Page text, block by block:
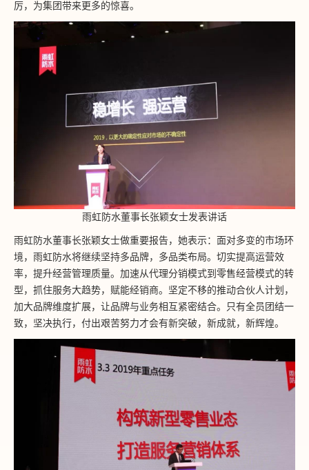
厉，为集团带来更多的惊喜。
雨虹防水董事长张颖女士发表讲话
雨虹防水董事长张颖女士做重要报告，她表示：面对多变的市场环
境，雨虹防水将继续坚持多品牌，多品类布局。切实提高运营效
率，提升经营管理质量。加速从代理分销模式到零售经营模式的转
型，抓住服务大趋势，赋能经销商。坚定不移的推动合伙人计划，
加大品牌维度扩展，让品牌与业务相互紧密结合。只有全员团结一
致，坚决执行，付出艰苦努力才会有新突破，新成就，新辉煌。